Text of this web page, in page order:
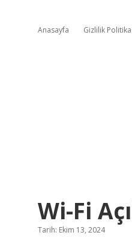
Anasayfa Gizlilik
Wi-Fi
Tarih: Ekim 13, 2024